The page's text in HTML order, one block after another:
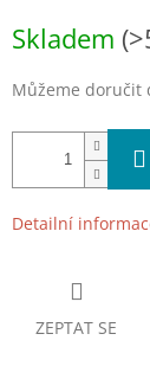
cena:
Skladem
Můžeme doručit
Detailní
ZEPTAT SE